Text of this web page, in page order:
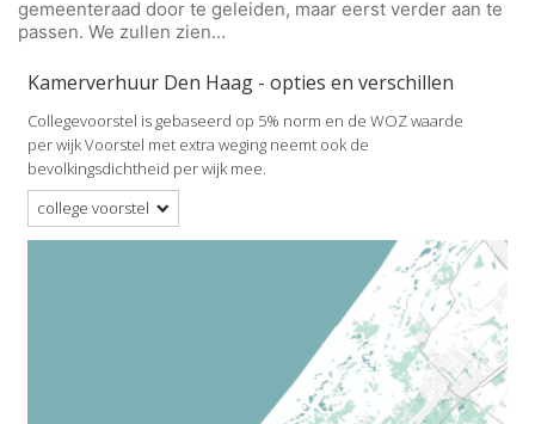
gemeenteraad door te geleiden, maar eerst verder aan te
passen. We zullen zien…